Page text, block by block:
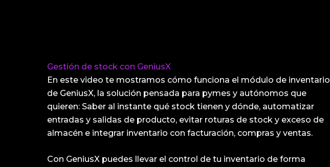
Gestión de stock con GeniusX
En este video te mostramos cómo funciona el módulo de inventario
de GeniusX, la solución pensada para pymes y autónomos que
quieren: Saber al instante qué stock tienen y dónde, automatizar
entradas y salidas de producto, evitar roturas de stock y exceso de
almacén e integrar inventario con facturación, compras y ventas.
Con GeniusX puedes llevar el control de tu inventario de forma